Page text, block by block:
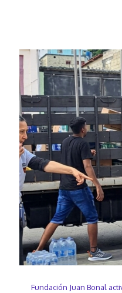
Fundación Juan Bonal